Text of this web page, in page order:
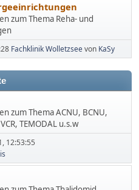
zum Thema Reha- und
Fachklinik Wolletzseevon KaSy
zum Thema ACNU, BCNU,
TEMODAL u.s.w
12:53:55